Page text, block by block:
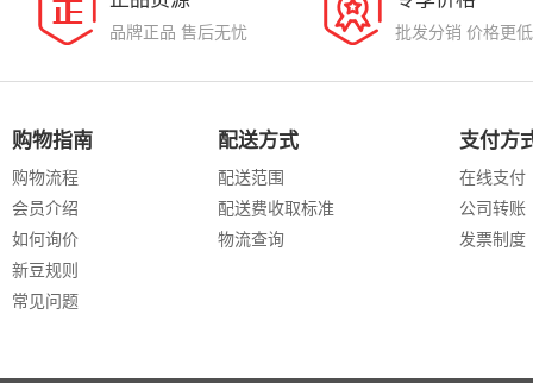
品牌正品 售后无忧 批发分销 价格更低
购物指南
购物流程
会员介绍
如何询价
新豆规则
常见问题
配送方式
配送范围
配送费收取标准
物流查询
支付方
在线支付
公司转账
发票制度